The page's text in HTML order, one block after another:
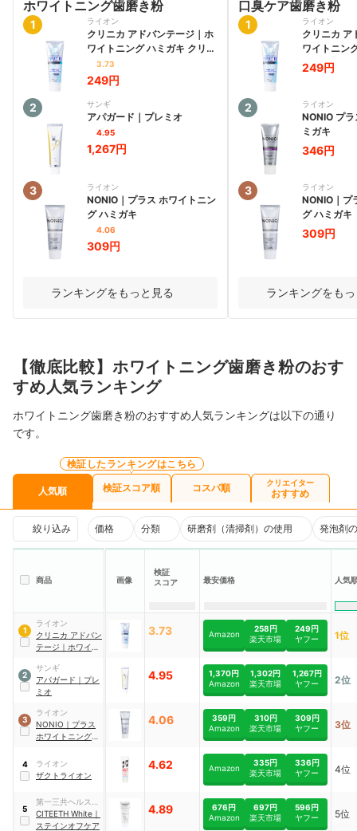
ホワイトニング歯磨き粉
1 ライオン
クリニカ アドバンテージ ｜ ホ
ワイトニング ハミガキ クリア
ミント
3.73
249円
2 サンギ
アパガード ｜ プレミオ
4.95
1,267円
3 ライオン
NONIO ｜ プラス ホワイトニン
グ ハミガキ
4.06
309円
ランキングをもっと見る
口臭ケア歯磨き粉
1 ライオン
クリニカ ア
ワイトニン
ミント
249円
2 ライオン
NONIO プ
ミガキ
346円
3 ライオン
NONIO ｜ プ
グ ハミガキ
309円
ランキングをも
【徹底比較】ホワイトニング歯磨き粉のおす
すめ人気ランキング
ホワイトニング歯磨き粉のおすすめ人気ランキングは以下の通り
です。
人気順
検証したランキングはこちら
検証スコア順 コスパ順 クリエイター
おすすめ
絞り込み 価格 分類 研磨剤（清掃剤）の使用 発泡剤
商品 画像
検証
スコア
最安価格 人気
1
ライオン
クリニカ アドバン
テージ ｜ ホワイト
クリアミント
3.73 Amazon
258円
楽天市場
249円
ヤフー
1位
2
サンギ
アパガード ｜ プレ
ミオ
4.95
1,370円
Amazon
1,302円
楽天市場
1,267円
ヤフー
2位
3
ライオン
NONIO ｜ プラス
ホワイトニング ハ
4.06
359円
Amazon
310円
楽天市場
309円
ヤフー
3位
4
ライオン
ザクトライオン
4.62 Amazon
335円
楽天市場
336円
ヤフー
4位
5
第一三共ヘルスケ
ア
CITEETH White ｜
ステインオフケア
4.89
676円
Amazon
697円
楽天市場
596円
ヤフー
5位